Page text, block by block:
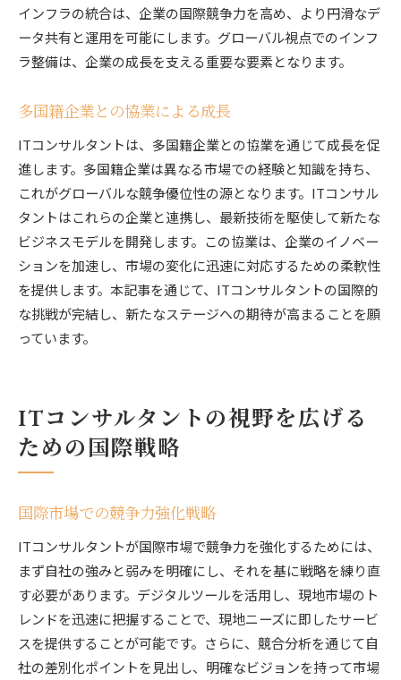
インフラの統合は、企業の国際競争力を高め、より円滑なデ
ータ共有と運用を可能にします。グローバル視点でのインフ
ラ整備は、企業の成長を支える重要な要素となります。
多国籍企業との協業による成長
ITコンサルタントは、多国籍企業との協業を通じて成長を促
進します。多国籍企業は異なる市場での経験と知識を持ち、
これがグローバルな競争優位性の源となります。ITコンサル
タントはこれらの企業と連携し、最新技術を駆使して新たな
ビジネスモデルを開発します。この協業は、企業のイノベー
ションを加速し、市場の変化に迅速に対応するための柔軟性
を提供します。本記事を通じて、ITコンサルタントの国際的
な挑戦が完結し、新たなステージへの期待が高まることを願
っています。
ITコンサルタントの視野を広げる
ための国際戦略
国際市場での競争力強化戦略
ITコンサルタントが国際市場で競争力を強化するためには、
まず自社の強みと弱みを明確にし、それを基に戦略を練り直
す必要があります。デジタルツールを活用し、現地市場のト
レンドを迅速に把握することで、現地ニーズに即したサービ
スを提供することが可能です。さらに、競合分析を通じて自
社の差別化ポイントを見出し、明確なビジョンを持って市場